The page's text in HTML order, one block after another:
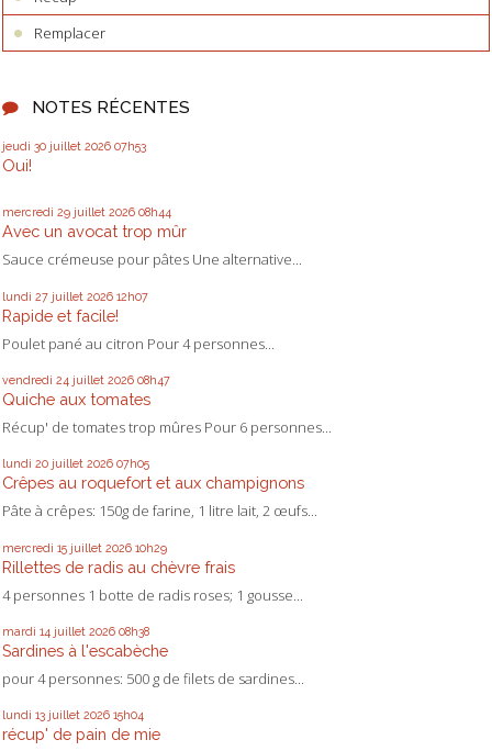
Remplacer
NOTES RÉCENTES
jeudi 30 juillet 2026 07h53
Oui!
mercredi 29 juillet 2026 08h44
Avec un avocat trop mûr
Sauce crémeuse pour pâtes Une alternative...
lundi 27 juillet 2026 12h07
Rapide et facile!
Poulet pané au citron Pour 4 personnes...
vendredi 24 juillet 2026 08h47
Quiche aux tomates
Récup' de tomates trop mûres Pour 6 personnes...
lundi 20 juillet 2026 07h05
Crêpes au roquefort et aux champignons
Pâte à crêpes: 150g de farine, 1 litre lait, 2 œufs...
mercredi 15 juillet 2026 10h29
Rillettes de radis au chèvre frais
4 personnes 1 botte de radis roses; 1 gousse...
mardi 14 juillet 2026 08h38
Sardines à l'escabèche
pour 4 personnes: 500 g de filets de sardines...
lundi 13 juillet 2026 15h04
récup' de pain de mie